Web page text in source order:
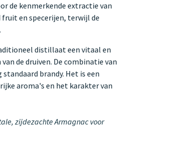
de kenmerkende extractie van
fruit en specerijen, terwijl de
distillaat een vitaal en
de druiven. De combinatie van
brandy. Het is een
aroma's en het karakter van
zijdezachte Armagnac voor